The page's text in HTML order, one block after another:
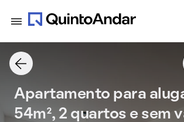
Apartamento para
54m², 2 quartos e sem